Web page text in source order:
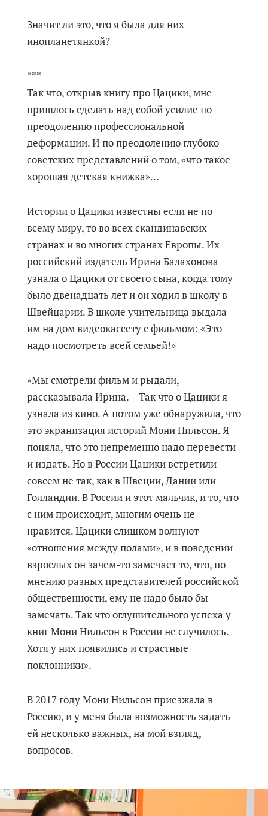
Значит ли это, что я была для них
инопланетянкой?
***
Так что, открыв книгу про Цацики, мне
пришлось сделать над собой усилие по
преодолению профессиональной
деформации. И по преодолению глубоко
советских представлений о том, «что такое
хорошая детская книжка»…
Истории о Цацики известны если не по
всему миру, то во всех скандинавских
странах и во многих странах Европы. Их
российский издатель Ирина Балахонова
узнала о Цацики от своего сына, когда тому
было двенадцать лет и он ходил в школу в
Швейцарии. В школе учительница выдала
им на дом видеокассету с фильмом: «Это
надо посмотреть всей семьей!»
«Мы смотрели фильм и рыдали, –
рассказывала Ирина. – Так что о Цацики я
узнала из кино. А потом уже обнаружила, что
это экранизация историй Мони Нильсон. Я
поняла, что это непременно надо перевести
и издать. Но в России Цацики встретили
совсем не так, как в Швеции, Дании или
Голландии. В России и этот мальчик, и то, что
с ним происходит, многим очень не
нравится. Цацики слишком волнуют
«отношения между полами», и в поведении
взрослых он зачем-то замечает то, что, по
мнению разных представителей российской
общественности, ему не надо было бы
замечать. Так что оглушительного успеха у
книг Мони Нильсон в России не случилось.
Хотя у них появились и страстные
поклонники».
В 2017 году Мони Нильсон приезжала в
Россию, и у меня была возможность задать
ей несколько важных, на мой взгляд,
вопросов.